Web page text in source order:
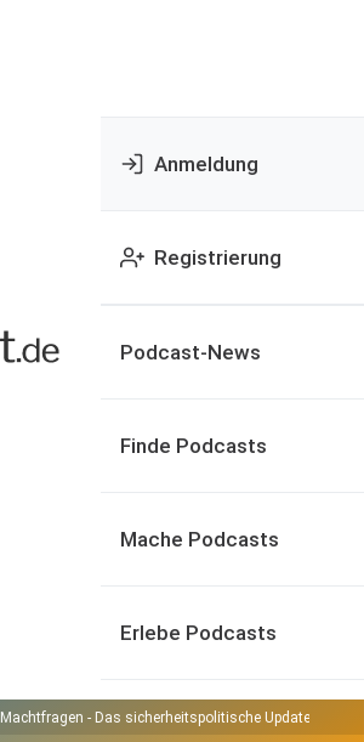
Anmeldung
Registrierung
Podcast-News
Finde Podcasts
Mache Podcasts
Erlebe Podcasts
Machtfragen - Das sicherheitspolitische Update